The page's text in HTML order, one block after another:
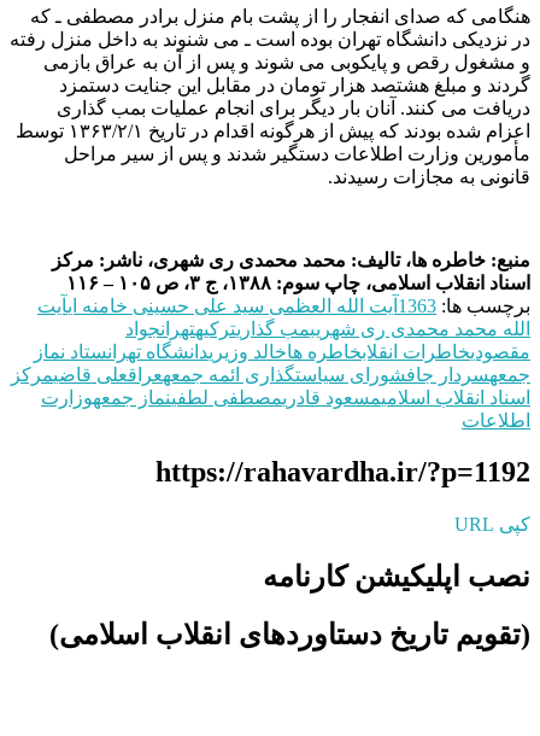
هنگامی که صدای انفجار را از پشت بام منزل برادر مصطفی ـ که
در نزدیکی دانشگاه تهران بوده است ـ می شنوند به داخل منزل رفته
و مشغول رقص و پایکوبی می شوند و پس از آن به عراق بازمی
گردند و مبلغ هشتصد هزار تومان در مقابل این جنایت دستمزد
دریافت می کنند. آنان بار دیگر برای انجام عملیات بمب گذاری
اعزام شده بودند که پیش از هرگونه اقدام در تاریخ ١٣۶٣/٢/۱ توسط
مأمورین وزارت اطلاعات دستگیر شدند و پس از سیر مراحل
قانونی به مجازات رسیدند.
منبع: خاطره ها، تالیف: محمد محمدی ری شهری، ناشر: مرکز
اسناد انقلاب اسلامی، چاپ سوم: ۱۳۸۸، ج ۳، ص ۱۰۵ – ۱۱۶
برچسب ها: 1363 آیت الله العظمی سید علی حسینی خامنه ایآیت
الله محمد محمدی ری شهریبمب گذاریترکیهتهرانجواد
مقصودیخاطرات انقلابخاطره هاخالد وزیریدانشگاه تهرانستاد نماز
جمعهسردار جافشورای سیاستگذاری ائمه جمعهعراقعلی قاضیمرکز
اسناد انقلاب اسلامیمسعود قادریمصطفى لطفینماز جمعهوزارت
اطلاعات
https://rahavardha.ir/?p=1192
کپی URL
نصب اپلیکیشن کارنامه
(تقویم تاریخ دستاوردهای انقلاب اسلامی​)